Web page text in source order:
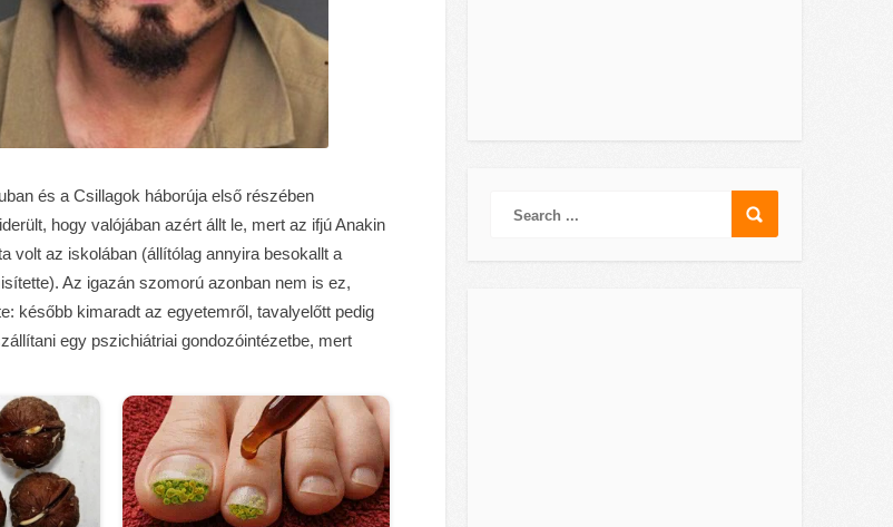
és a Csillagok háborúja első részében
hogy valójában azért állt le, mert az ifjú Anakin
volt az iskolában (állítólag annyira besokallt a
Az igazán szomorú azonban nem is ez,
később kimaradt az egyetemről, tavalyelőtt pedig
egy pszichiátriai gondozóintézetbe, mert